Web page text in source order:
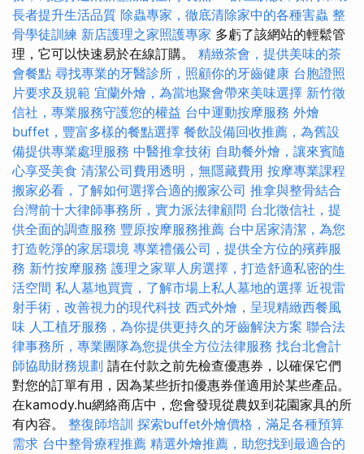
長者提升生活品質 除蟲專家，徹底清除家中的各種害蟲 整
骨學徒訓練 新店護理之家照護專家 多虧了該網站的輕鬆管
理，它可以快速易於在線訂購。 精緻茶會，提供美味的茶
會餐點 尋找專業的牙醫診所，照顧你的牙齒健康 台胞證照
片要求及規範 宜蘭外燴，為當地聚會帶來美味選擇 新竹徵
信社，專業服務守護您的權益 台中運動按摩服務 外燴
buffet，豐富多樣的餐點選擇 餐飲設備回收推薦，為舊設
備提供專業處理服務 中醫推拿技術 自助餐外燴，讓來賓隨
心享受美食 清潔公司費用透明，無隱藏費用 按摩專業課程
搬家必看，了解如何選擇合適的搬家公司 推拿與整骨結合
台灣前十大律師事務所，實力派法律顧問 台北徵信社，提
供全面的調查服務 豐原按摩服務推薦 台中居家清潔，為您
打造乾淨的家居環境 專業禮儀公司，提供全方位的殯葬服
務 新竹按摩服務 護理之家單人房選擇，打造舒適私密的生
活空間 私人墓地買賣，了解市場上私人墓地的選擇 近視雷
射手術，改善視力的現代科技 西式外燴，呈現精緻西餐風
味 人工植牙服務，為你提供更持久的牙齒解決方案 聯合法
律事務所，專業團隊為您提供全方位法律服務 找台北會計
師協助財務規劃 請在付款之前先檢查優惠券，以確保它們
對您的訂單有用，因為某些折扣優惠券僅適用於某些產品。
在kamody.hu網絡商店中，您會發現從農奴到花園家具的所
有內容。 整復師培訓 探索buffet外燴價格，滿足各種預算
需求 台中整骨療程推薦 精選外燴推薦，助您找到最適合的